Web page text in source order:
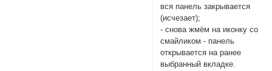
вся панель закрывается
(исчезает);
- снова жмём на иконку со
смайликом - панель
открывается на ранее
выбранный вкладке.